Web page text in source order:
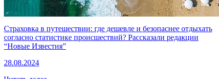
Страховка в путешествии: где дешевле и безопаснее отдыхать
согласно статистике происшествий? Рассказали редакции
“Новые Известия”
28.08.2024